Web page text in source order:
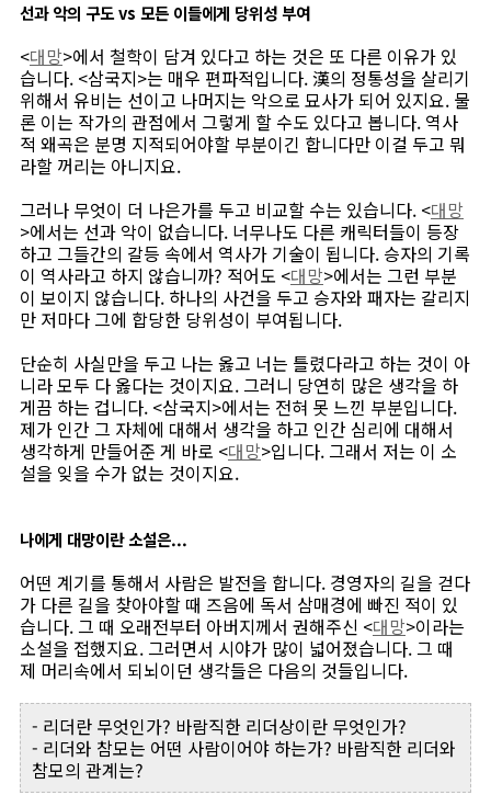
선과 악의 구도 vs 모든 이들에게 당위성 부여
<대망>에서 철학이 담겨 있다고 하는 것은 또 다른 이유가 있
습니다. <삼국지>는 매우 편파적입니다. 漢의 정통성을 살리기
위해서 유비는 선이고 나머지는 악으로 묘사가 되어 있지요. 물
론 이는 작가의 관점에서 그렇게 할 수도 있다고 봅니다. 역사
적 왜곡은 분명 지적되어야할 부분이긴 합니다만 이걸 두고 뭐
라할 꺼리는 아니지요.
그러나 무엇이 더 나은가를 두고 비교할 수는 있습니다. <대망
>에서는 선과 악이 없습니다. 너무나도 다른 캐릭터들이 등장
하고 그들간의 갈등 속에서 역사가 기술이 됩니다. 승자의 기록
이 역사라고 하지 않습니까? 적어도 <대망>에서는 그런 부분
이 보이지 않습니다. 하나의 사건을 두고 승자와 패자는 갈리지
만 저마다 그에 합당한 당위성이 부여됩니다.
단순히 사실만을 두고 나는 옳고 너는 틀렸다라고 하는 것이 아
니라 모두 다 옳다는 것이지요. 그러니 당연히 많은 생각을 하
게끔 하는 겁니다. <삼국지>에서는 전혀 못 느낀 부분입니다.
제가 인간 그 자체에 대해서 생각을 하고 인간 심리에 대해서
생각하게 만들어준 게 바로 <대망>입니다. 그래서 저는 이 소
설을 잊을 수가 없는 것이지요.
나에게 대망이란 소설은...
어떤 계기를 통해서 사람은 발전을 합니다. 경영자의 길을 걷다
가 다른 길을 찾아야할 때 즈음에 독서 삼매경에 빠진 적이 있
습니다. 그 때 오래전부터 아버지께서 권해주신 <대망>이라는
소설을 접했지요. 그러면서 시야가 많이 넓어졌습니다. 그 때
제 머리속에서 되뇌이던 생각들은 다음의 것들입니다.
- 리더란 무엇인가? 바람직한 리더상이란 무엇인가?
- 리더와 참모는 어떤 사람이어야 하는가? 바람직한 리더와
참모의 관계는?